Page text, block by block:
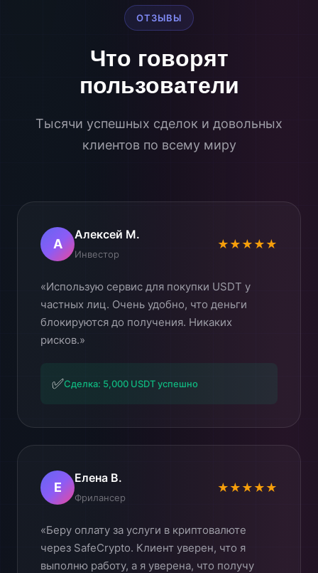
ОТЗЫВЫ
Что говорят
пользователи
Тысячи успешных сделок и довольных
клиентов по всему миру
А
Алексей М.
Инвестор
★★★★★
«Использую сервис для покупки USDT у
частных лиц. Очень удобно, что деньги
блокируются до получения. Никаких
рисков.»
✅Сделка: 5,000 USDT успешно
Е
Елена В.
Фрилансер
★★★★★
«Беру оплату за услуги в криптовалюте
через SafeCrypto. Клиент уверен, что я
выполню работу, а я уверена, что получу